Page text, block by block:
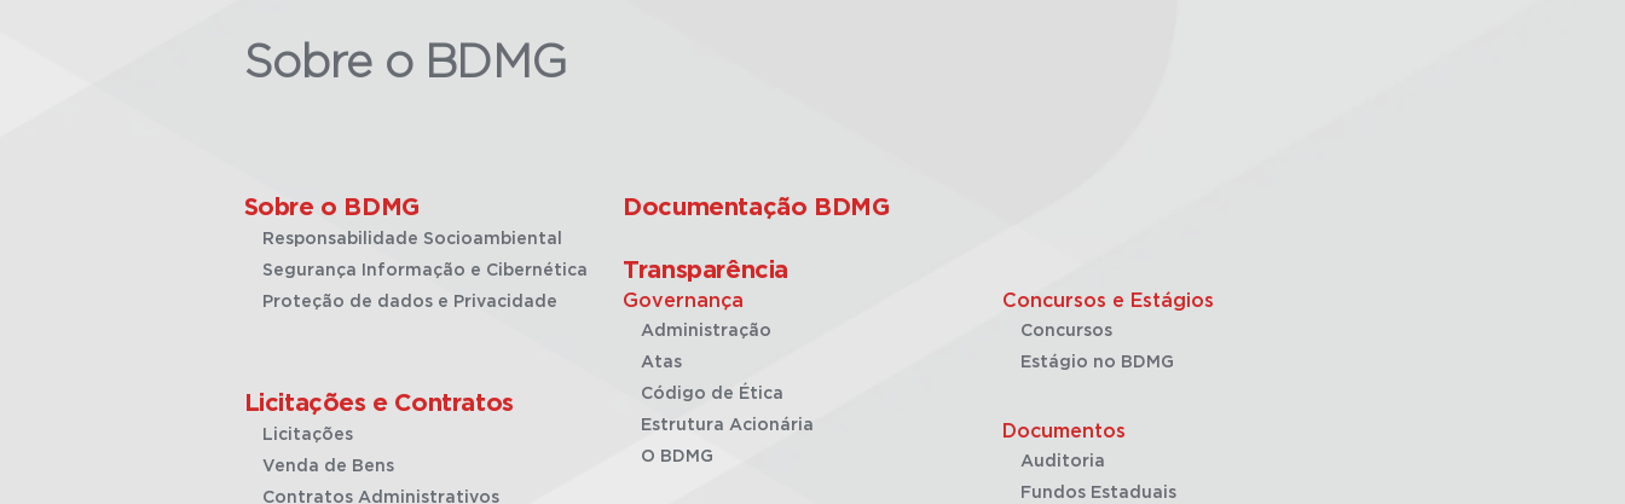
Sobre o BDMG
Sobre o BDMG
Responsabilidade Socioambiental
Segurança Informação e Cibernética
Proteção de dados e Privacidade
Licitações e Contratos
Licitações
Venda de Bens
Contratos Administrativos
Documentação BDMG
Transparência
Governança
Administração
Atas
Código de Ética
Estrutura Acionária
O BDMG
Concursos e Estágios
Concursos
Estágio no BDMG
Documentos
Auditoria
Fundos Estaduais